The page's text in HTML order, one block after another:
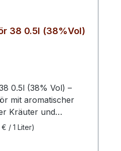
38 0.5l (38%Vol)
0.5l (38% Vol) –
mit aromatischer
Kräuter und
und
€ / 1 Liter)